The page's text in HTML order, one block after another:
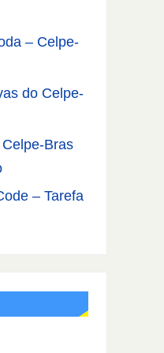
– Celpe-
do Celpe-
Bras
– Tarefa